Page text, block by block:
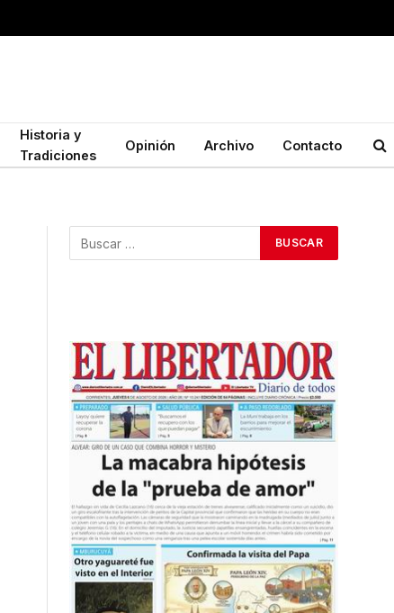
Historia y
Tradiciones
Opinión Archivo Contacto